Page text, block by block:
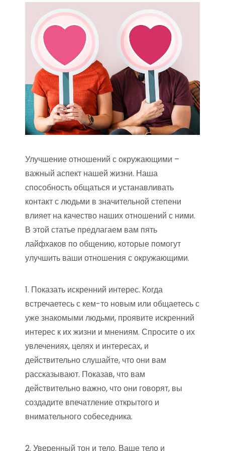
Улучшение отношений с окружающими –
важный аспект нашей жизни. Наша
способность общаться и устанавливать
контакт с людьми в значительной степени
влияет на качество наших отношений с ними.
В этой статье предлагаем вам пять
лайфхаков по общению, которые помогут
улучшить ваши отношения с окружающими.
1. Показать искренний интерес. Когда
встречаетесь с кем-то новым или общаетесь с
уже знакомыми людьми, проявите искренний
интерес к их жизни и мнениям. Спросите о их
увлечениях, целях и интересах, и
действительно слушайте, что они вам
рассказывают. Показав, что вам
действительно важно, что они говорят, вы
создадите впечатление открытого и
внимательного собеседника.
2. Уверенный тон и тело. Ваше тело и